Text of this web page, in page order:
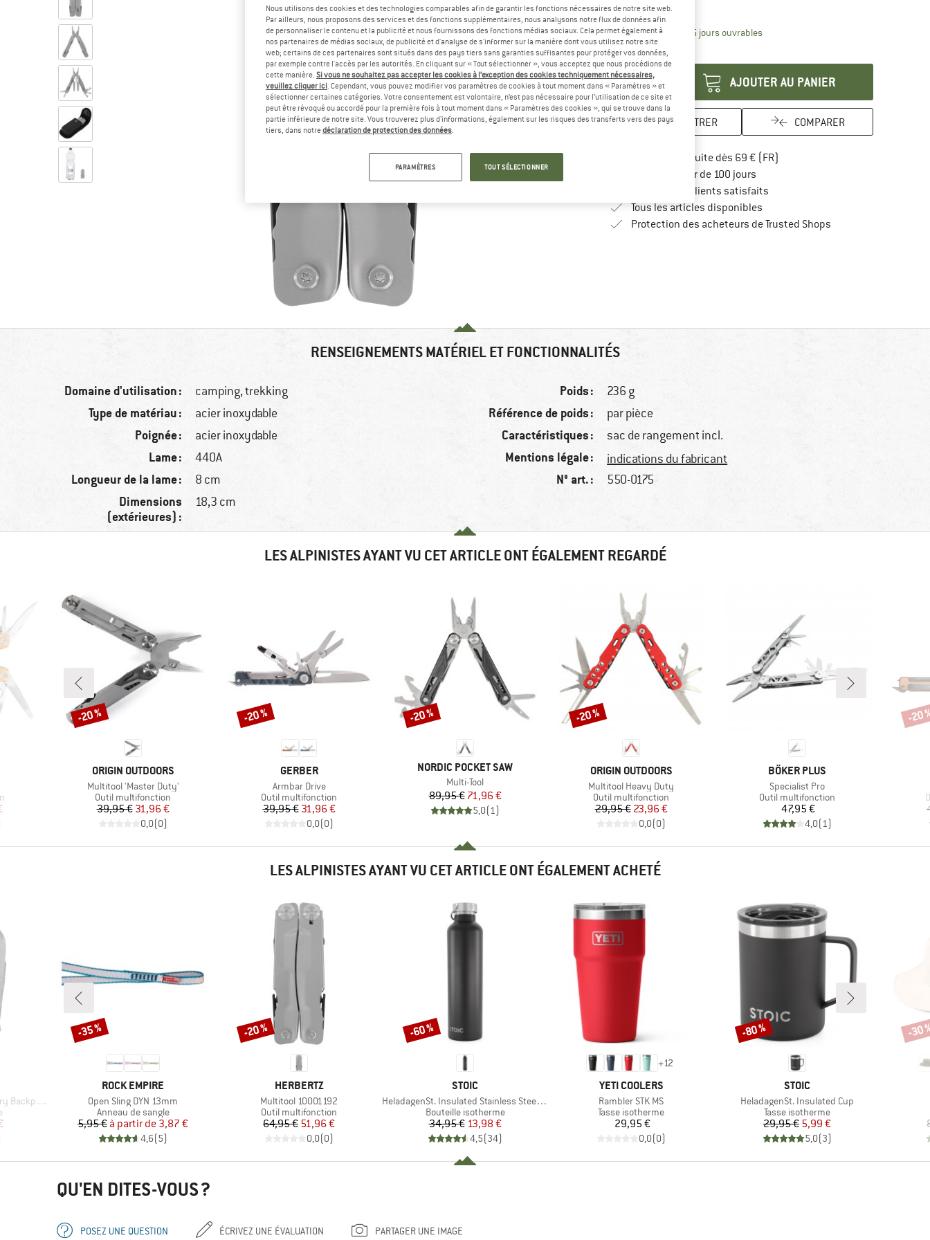
-20 %
Délai de livraison: 3-5 jours ouvrablesLe lien s'ouvre dans une boîte
Quantité:
AJOUTER AU PANIER
ENREGISTRER COMPARER
Livraison gratuite dès 69 € (FR)
Droit de retour de 100 joursTrouve les informations de
> 4 000 000 clients satisfaits
Tous les articles disponibles
Protection des acheteurs de Trusted ShopsTrouve toutes les
RENSEIGNEMENTS MATÉRIEL ET FONCTIONNALITÉS
Domaine d'utilisation : camping, trekking
Type de matériau : acier inoxydable
Poignée : acier inoxydable
Lame : 440A
Longueur de la lame : 8 cm
Dimensions
(extérieures) :
18,3 cm
Poids : 236 g
Référence de poids : par pièce
Caractéristiques : sac de rangement incl.
Mentions légale : indications du fabricant
N° art. : 550-0175
LES ALPINISTES AYANT VU CET ARTICLE ONT ÉGALEMENT REGARDÉ
MARQUE
ORIGIN OUTDOORS
Article
Multitool 'Master Duty'
Product group
Outil multifonction
Prix
39,95 €Prix réduit
31,96 €
0,0(0)
Remise
-20 %
MARQUE
GERBER
Article
Armbar Drive
Product group
Outil multifonction
Prix
39,95 €Prix réduit
31,96 €
0,0(0)
Remise
-20 %
MARQUE
NORDIC POCKET SAW
Article
Multi-Tool
Prix
89,95 €Prix réduit
71,96 €
5,0(1)
Remise
-20 %
MARQUE
ORIGIN OUTDOORS
Article
Multitool Heavy Duty
Product group
Outil multifonction
Prix
29,95 €Prix réduit
23,96 €
0,0(0)
Remise
-20 %
MARQUE
BÖKER PLUS
Article
Specialist Pro
Product group
Outil multifonction
Prix
47,95 €
4,0(1)
-20
LES ALPINISTES AYANT VU CET ARTICLE ONT ÉGALEMENT ACHETÉ
MARQUE
ROCK EMPIRE
Article
Open Sling DYN 13mm
Product group
Anneau de sangle
Prix
5,95 € Prix réduit
à partir de 3,87 €
4,6(5)
Remise
-35 %
MARQUE
HERBERTZ
Article
Multitool 10001192
Product group
Outil multifonction
Prix
64,95 €Prix réduit
51,96 €
0,0(0)
Remise
-20 %
MARQUE
STOIC
Article
HeladagenSt. Insulated Stainless Steel Bottle 1L
Product group
Bouteille isotherme
Prix
34,95 €Prix réduit
13,98 €
4,5(34)
Remise
-60 %
+12
MARQUE
YETI COOLERS
Article
Rambler STK MS
Product group
Tasse isotherme
Prix
29,95 €
0,0(0)
MARQUE
STOIC
Article
HeladagenSt. Insulated Cup
Product group
Tasse isotherme
Prix
29,95 €Prix réduit
5,99 €
5,0(3)
Remise
-80 % -30
QU'EN DITES-VOUS ?
POSEZ UNE QUESTION ÉCRIVEZ UNE ÉVALUATION PARTAGER UNE IMAGE
Nous utilisons des cookies et des technologies comparables afin de garantir les fonctions nécessaires de notre site web.
Par ailleurs, nous proposons des services et des fonctions supplémentaires, nous analysons notre flux de données afin
de personnaliser le contenu et la publicité et nous fournissons des fonctions médias sociaux. Cela permet également à
nos partenaires de médias sociaux, de publicité et d'analyse de s'informer sur la manière dont vous utilisez notre site
web; certains de ces partenaires sont situés dans des pays tiers sans garanties suffisantes pour protéger vos données,
par exemple contre l'accès par les autorités. En cliquant sur « Tout sélectionner », vous acceptez que nous procédions de
cette manière. Si vous ne souhaitez pas accepter les cookies à l’exception des cookies techniquement nécessaires,
veuillez cliquer ici. Cependant, vous pouvez modifier vos paramètres de cookies à tout moment dans « Paramètres » et
sélectionner certaines catégories. Votre consentement est volontaire, n’est pas nécessaire pour l’utilisation de ce site et
peut être révoqué ou accordé pour la première fois à tout moment dans « Paramètres des cookies », qui se trouve dans la
partie inférieure de notre site. Vous trouverez plus d'informations, également sur les risques des transferts vers des pays
tiers, dans notredéclaration de protection des données.
PARAMÈTRES TOUT SÉLECTIONNER